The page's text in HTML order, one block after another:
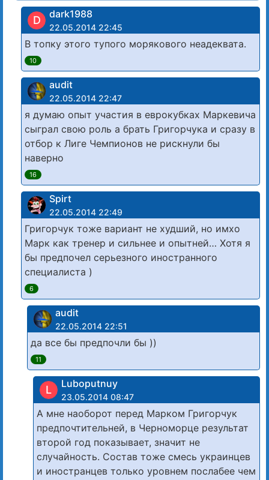
D dark1988
22.05.2014 22:45
В топку этого тупого морякового неадеквата.
10
audit
22.05.2014 22:47
я думаю опыт участия в еврокубках Маркевича
сыграл свою роль а брать Григорчука и сразу в
отбор к Лиге Чемпионов не рискнули бы
наверно
16
Spirt
22.05.2014 22:49
Григорчук тоже вариант не худший, но имхо
Марк как тренер и сильнее и опытней… Хотя я
бы предпочел серьезного иностранного
специалиста )
6
audit
22.05.2014 22:51
да все бы предпочли бы ))
11
L Luboputnuy
23.05.2014 08:47
А мне наоборот перед Марком Григорчук
предпочтительней, в Черноморце результат
второй год показывает, значит не
случайность. Состав тоже смесь украинцев
и иностранцев только уровнем послабее чем